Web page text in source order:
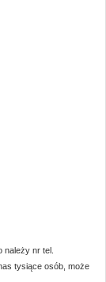
należy nr tel.
tysiące osób, może